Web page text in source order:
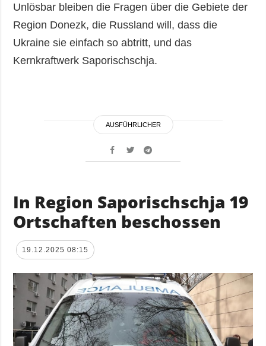
Unlösbar bleiben die Fragen über die Gebiete der
Region Donezk, die Russland will, dass die
Ukraine sie einfach so abtritt, und das
Kernkraftwerk Saporischschja.
AUSFÜHRLICHER
In Region Saporischschja 19
Ortschaften beschossen
19.12.2025 08:15